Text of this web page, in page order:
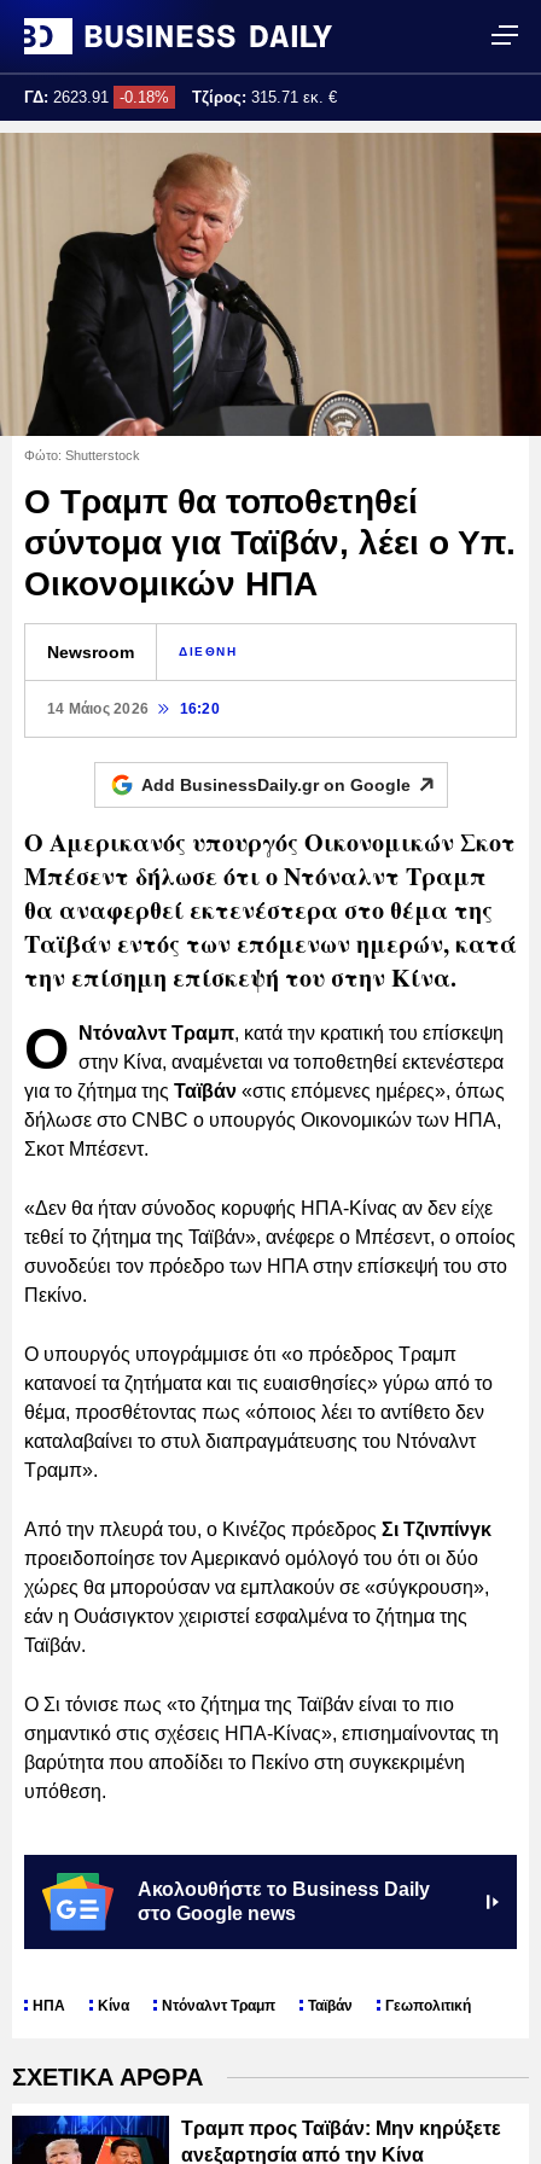
ΓΔ: 2623.91 -0.18% Τζίρος: 315.71 εκ. €
Φώτο: Shutterstock
Ο Τραμπ θα τοποθετηθεί
σύντομα για Ταϊβάν, λέει ο Υπ.
Οικονομικών ΗΠΑ
Newsroom ΔΙΕΘΝΗ
14 Μάιος 2026 16:20
Add BusinessDaily.gr on Google
Ο Αμερικανός υπουργός Οικονομικών Σκοτ
Μπέσεντ δήλωσε ότι ο Ντόναλντ Τραμπ
θα αναφερθεί εκτενέστερα στο θέμα της
Ταϊβάν εντός των επόμενων ημερών, κατά
την επίσημη επίσκεψή του στην Κίνα.
Ο Ντόναλντ Τραμπ, κατά την κρατική του επίσκεψη
στην Κίνα, αναμένεται να τοποθετηθεί εκτενέστερα
για το ζήτημα της Ταϊβάν «στις επόμενες ημέρες», όπως
δήλωσε στο CNBC ο υπουργός Οικονομικών των ΗΠΑ,
Σκοτ Μπέσεντ.
«Δεν θα ήταν σύνοδος κορυφής ΗΠΑ-Κίνας αν δεν είχε
τεθεί το ζήτημα της Ταϊβάν», ανέφερε ο Μπέσεντ, ο οποίος
συνοδεύει τον πρόεδρο των ΗΠΑ στην επίσκεψή του στο
Πεκίνο.
Ο υπουργός υπογράμμισε ότι «ο πρόεδρος Τραμπ
κατανοεί τα ζητήματα και τις ευαισθησίες» γύρω από το
θέμα, προσθέτοντας πως «όποιος λέει το αντίθετο δεν
καταλαβαίνει το στυλ διαπραγμάτευσης του Ντόναλντ
Τραμπ».
Από την πλευρά του, ο Κινέζος πρόεδρος Σι Τζινπίνγκ
προειδοποίησε τον Αμερικανό ομόλογό του ότι οι δύο
χώρες θα μπορούσαν να εμπλακούν σε «σύγκρουση»,
εάν η Ουάσιγκτον χειριστεί εσφαλμένα το ζήτημα της
Ταϊβάν.
Ο Σι τόνισε πως «το ζήτημα της Ταϊβάν είναι το πιο
σημαντικό στις σχέσεις ΗΠΑ-Κίνας», επισημαίνοντας τη
βαρύτητα που αποδίδει το Πεκίνο στη συγκεκριμένη
υπόθεση.
Ακολουθήστε το Business Daily
στο Google news
ΗΠΑ Κίνα Ντόναλντ Τραμπ Ταϊβάν Γεωπολιτική
ΣΧΕΤΙΚΑ ΑΡΘΡΑ
Τραμπ προς Ταϊβάν: Μην κηρύξετε
ανεξαρτησία από την Κίνα